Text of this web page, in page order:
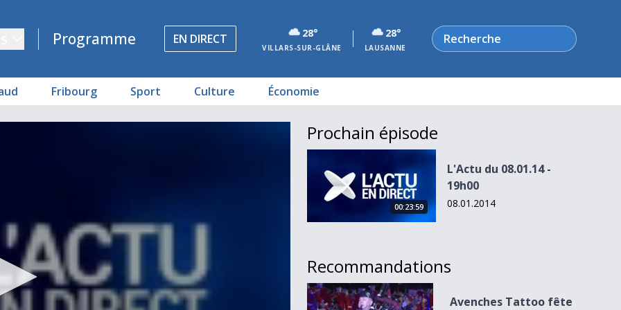
Programme EN DIRECT 28°
VILLARS-SUR-GLÂNE
28°
LAUSANNE
Rechercher
Fribourg Sport Culture Économie
Prochain épisode
L&#039;Actu du 08.01.14 - 19h00
00:23:59
L'Actu du 08.01.14 -
19h00
08.01.2014
Recommandations
Avenches Tattoo fête ses dix ans
Avenches Tattoo fête